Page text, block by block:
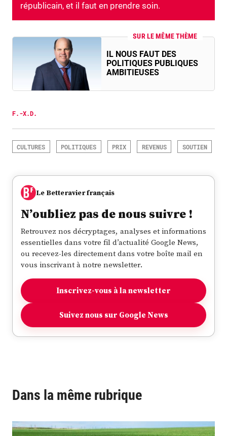
républicain, et il faut en prendre soin.
SUR LE MÊME THÈME
IL NOUS FAUT DES
POLITIQUES PUBLIQUES
AMBITIEUSES
F.-X.D.
CULTURES POLITIQUES PRIX REVENUS SOUTIEN
Le Betteravier français
N’oubliez pas de nous suivre !
Retrouvez nos décryptages, analyses et informations
essentielles dans votre fil d’actualité Google News,
ou recevez-les directement dans votre boîte mail en
vous inscrivant à notre newsletter.
Inscrivez-vous à la newsletter
Suivez nous sur Google News
Dans la même rubrique